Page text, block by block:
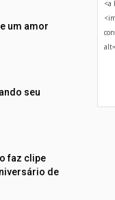
um amor
seu
faz clipe
de